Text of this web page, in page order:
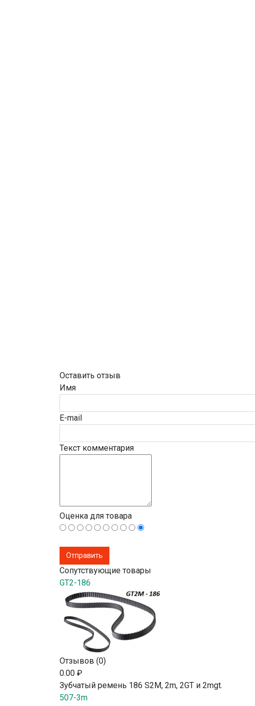
Оставить отзыв
Имя
E-mail
Текст комментария
Оценка для товара
Сопутствующие товары
GT2-186
Отзывов (0)
0.00 ₽
Зубчатый ремень 186 S2М, 2m, 2GT и 2mgt.
507-3m